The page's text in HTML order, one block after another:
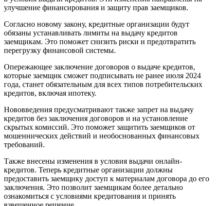
улучшение финансирования и защиту прав заемщиков.
Согласно новому закону, кредитные организации будут
обязаны устанавливать лимиты на выдачу кредитов
заемщикам. Это поможет снизить риски и предотвратить
перегрузку финансовой системы.
Опережающее заключение договоров о выдаче кредитов,
которые заемщик сможет подписывать не ранее июля 2024
года, станет обязательным для всех типов потребительских
кредитов, включая ипотеку.
Нововведения предусматривают также запрет на выдачу
кредитов без заключения договоров и на установление
скрытых комиссий. Это поможет защитить заемщиков от
мошеннических действий и необоснованных финансовых
требований.
Также внесены изменения в условия выдачи онлайн-
кредитов. Теперь кредитные организации должны
предоставить заемщику доступ к материалам договора до его
заключения. Это позволит заемщикам более детально
ознакомиться с условиями кредитования и принять